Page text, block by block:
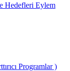
Hedefleri Eylem
Programlar )